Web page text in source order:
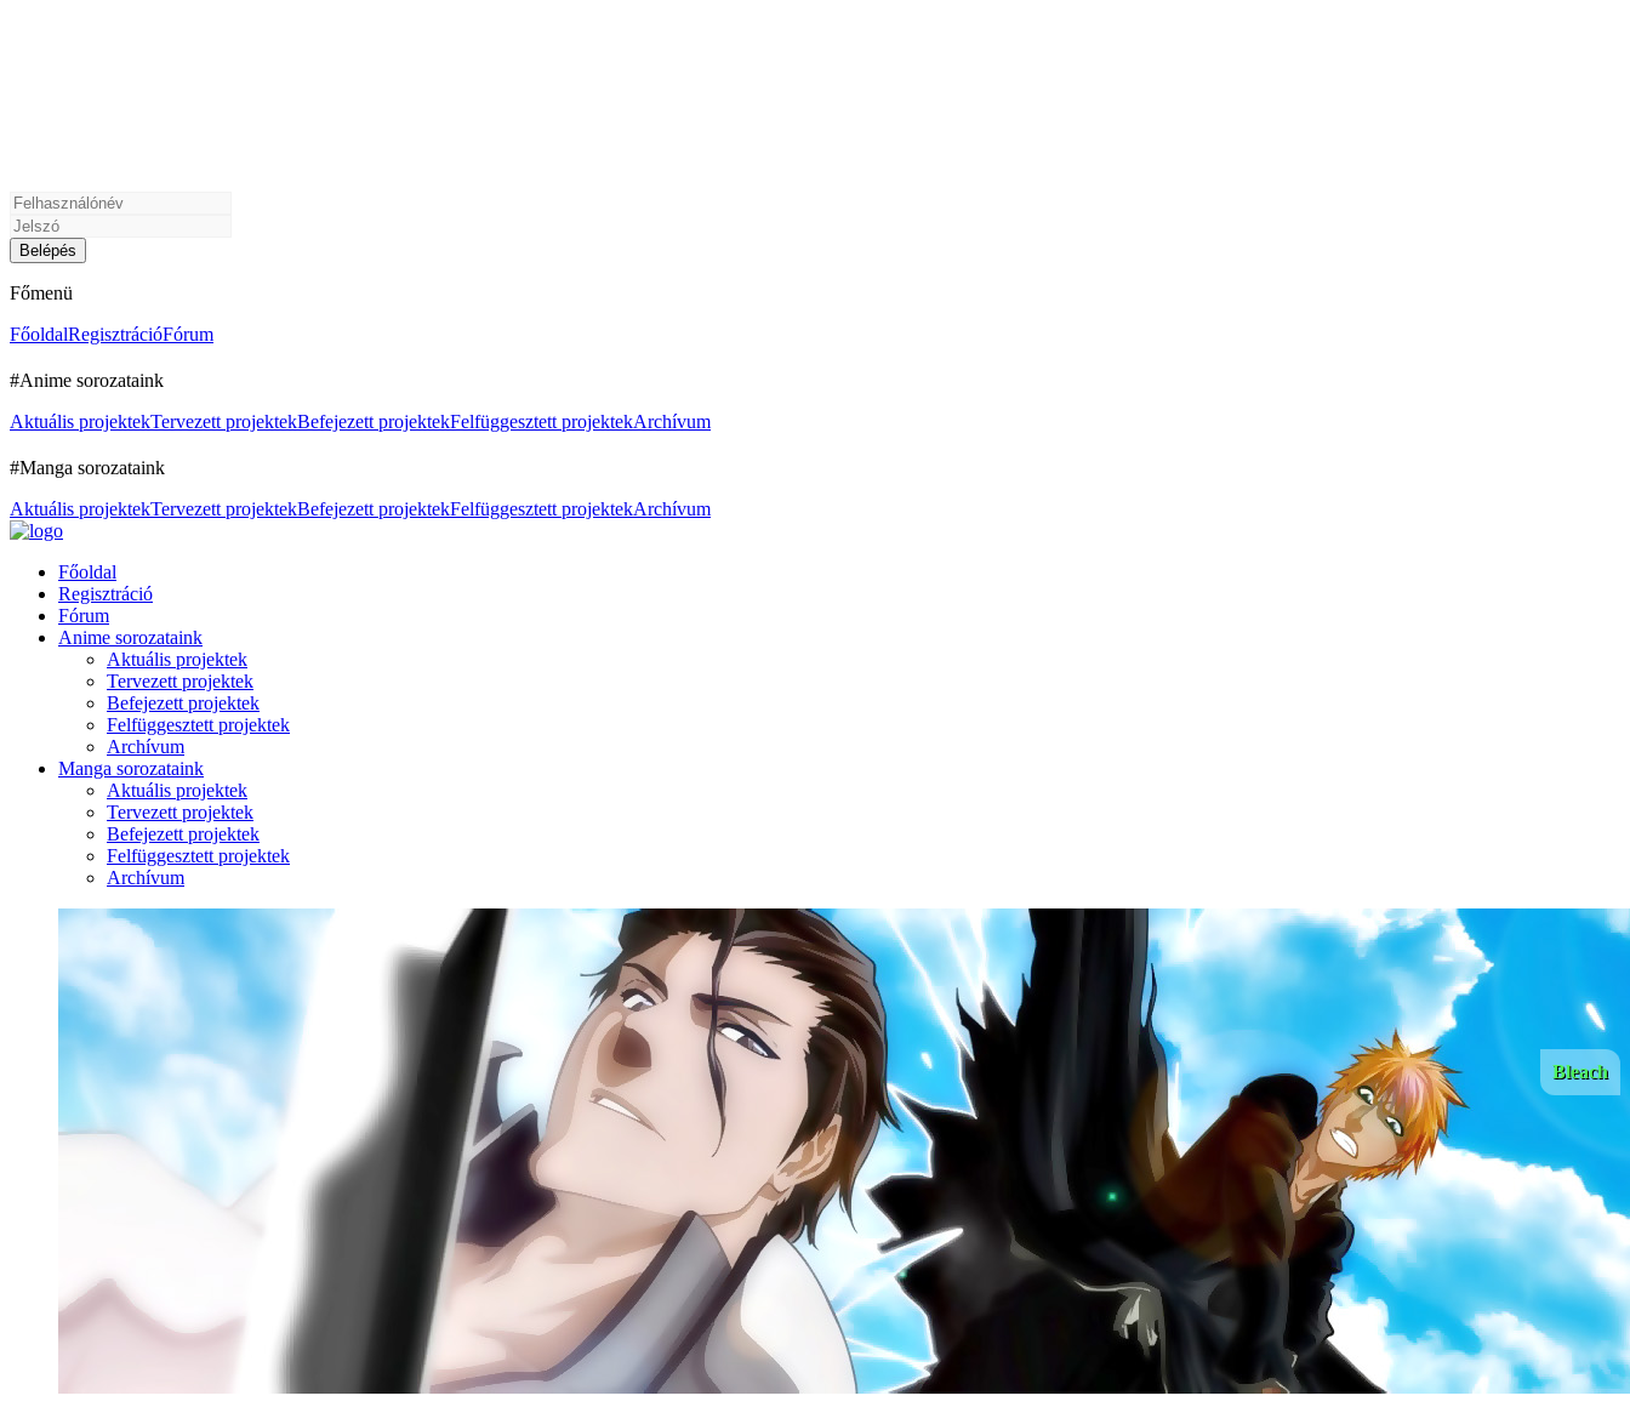
Főmenü
FőoldalRegisztrációFórum
#Anime sorozataink
Aktuális projektekTervezett projektekBefejezett projektekFelfüggesztett projektekArchívum
#Manga sorozataink
Aktuális projektekTervezett projektekBefejezett projektekFelfüggesztett projektekArchívum
Főoldal
Regisztráció
Fórum
Anime sorozataink
Aktuális projektek
Tervezett projektek
Befejezett projektek
Felfüggesztett projektek
Archívum
Manga sorozataink
Aktuális projektek
Tervezett projektek
Befejezett projektek
Felfüggesztett projektek
Archívum
Bleach